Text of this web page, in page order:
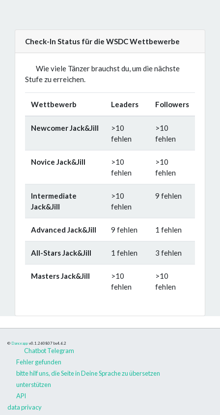
Check-In Status für die WSDC Wettbewerbe
Wie viele Tänzer brauchst du, um die nächste
Stufe zu erreichen.
Wettbewerb Leaders Followers
Newcomer Jack&Jill
>10
fehlen
>10
fehlen
Novice Jack&Jill
>10
fehlen
>10
fehlen
Intermediate
Jack&Jill
>10
fehlen
9 fehlen
Advanced Jack&Jill 9 fehlen 1 fehlen
All-Stars Jack&Jill 1 fehlen 3 fehlen
Masters Jack&Jill
>10
fehlen
>10
fehlen
© Danceapp v0.1.260807 bs4.6.2
Chatbot Telegram
Fehler gefunden
bitte hilf uns, die Seite in Deine Sprache zu übersetzen
unterstützen
API
data privacy